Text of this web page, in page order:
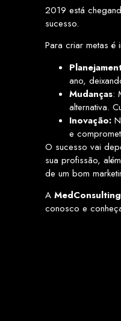
2019 está
sucesso.
Para criar metas é
ano,
Mudanças:
alternativa.
Inovação:
e
O sucesso vai
sua profissão,
de um bom
A MedConsulting
conosco e